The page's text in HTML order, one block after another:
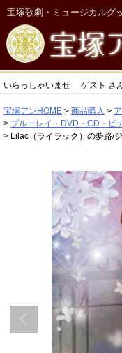
宝塚歌劇・ミュージカルグ
いらっしゃいませ ゲスト さ
宝塚アンHOME 商品購入
ブルーレイ・DVD・CD・ビ
Lilac（ライラック）の夢路/